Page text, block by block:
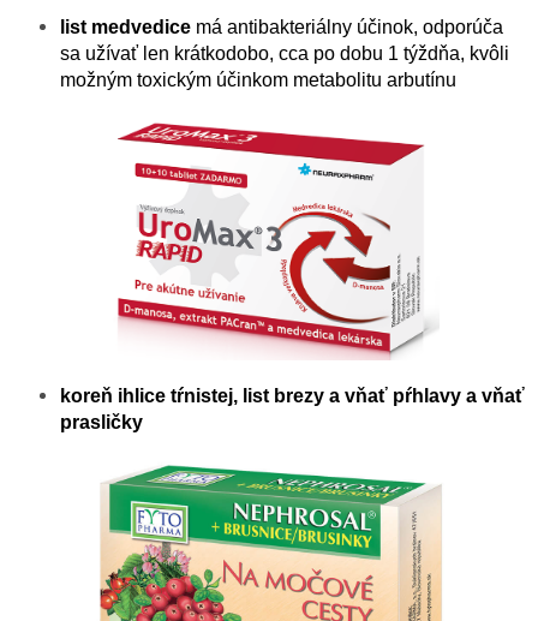
list medvedice má antibakteriálny účinok, odporúča
sa užívať len krátkodobo, cca po dobu 1 týždňa, kvôli
možným toxickým účinkom metabolitu arbutínu
koreň ihlice tŕnistej, list brezy a vňať pŕhlavy a vňať
prasličky